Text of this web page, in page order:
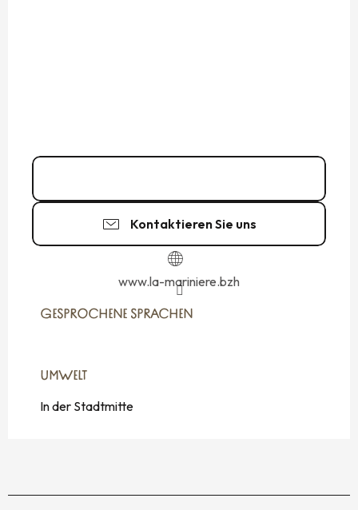
Kontaktieren Sie uns
www.la-mariniere.bzh
GESPROCHENE SPRACHEN
GESPROCHENE SPRACHEN
UMWELT
UMWELT
In der Stadtmitte